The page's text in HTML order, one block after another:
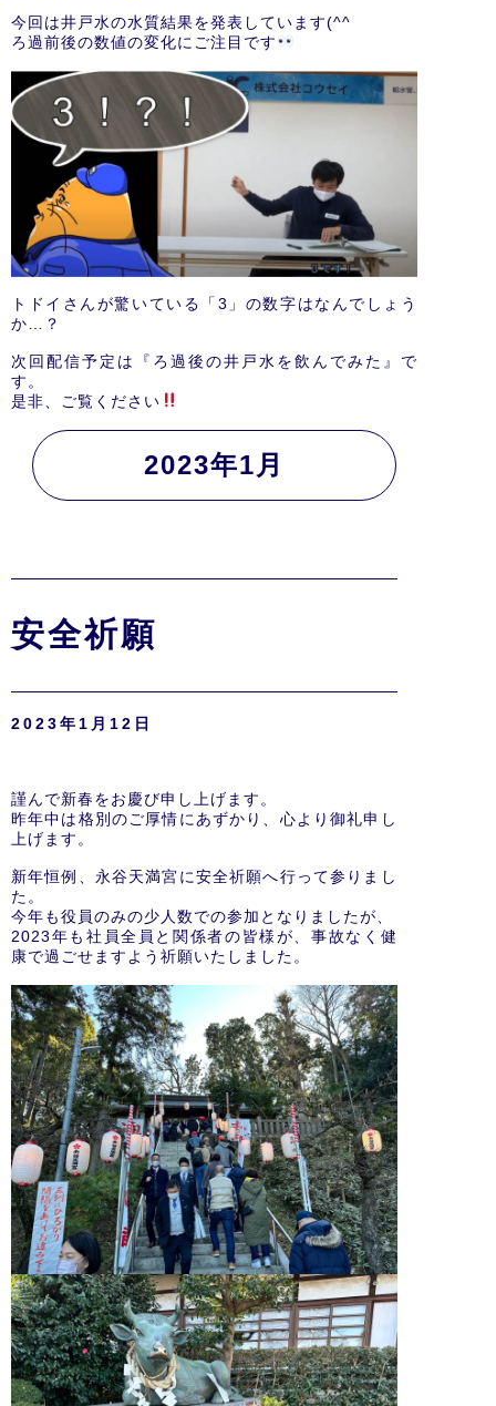
今回は井戸水の水質結果を発表しています(^^
ろ過前後の数値の変化にご注目です
トドイさんが驚いている「3」の数字はなんでしょう
か…？
次回配信予定は『ろ過後の井戸水を飲んでみた』で
す。
是非、ご覧ください
2023年1月
安全祈願
2023年1月12日
謹んで新春をお慶び申し上げます。
昨年中は格別のご厚情にあずかり、心より御礼申し
上げます。
新年恒例、永谷天満宮に安全祈願へ行って参りまし
た。
今年も役員のみの少人数での参加となりましたが、
2023年も社員全員と関係者の皆様が、事故なく健
康で過ごせますよう祈願いたしました。